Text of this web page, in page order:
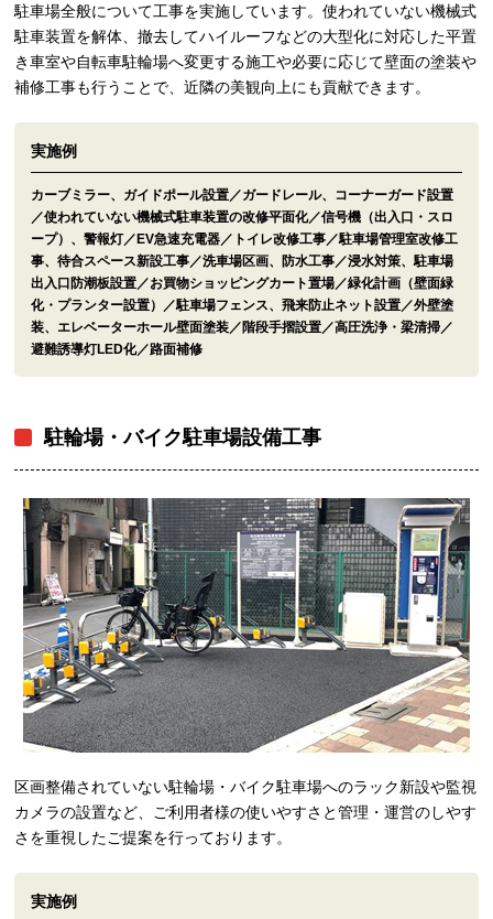
駐車場全般について工事を実施しています。使われていない機械式
駐車装置を解体、撤去してハイルーフなどの大型化に対応した平置
き車室や自転車駐輪場へ変更する施工や必要に応じて壁面の塗装や
補修工事も行うことで、近隣の美観向上にも貢献できます。
実施例
カーブミラー、ガイドポール設置／ガードレール、コーナーガード設置
／使われていない機械式駐車装置の改修平面化／信号機（出入口・スロ
ープ）、警報灯／EV急速充電器／トイレ改修工事／駐車場管理室改修工
事、待合スペース新設工事／洗車場区画、防水工事／浸水対策、駐車場
出入口防潮板設置／お買物ショッピングカート置場／緑化計画（壁面緑
化・プランター設置）／駐車場フェンス、飛来防止ネット設置／外壁塗
装、エレベーターホール壁面塗装／階段手摺設置／高圧洗浄・梁清掃／
避難誘導灯LED化／路面補修
駐輪場・バイク駐車場設備工事
区画整備されていない駐輪場・バイク駐車場へのラック新設や監視
カメラの設置など、ご利用者様の使いやすさと管理・運営のしやす
さを重視したご提案を行っております。
実施例